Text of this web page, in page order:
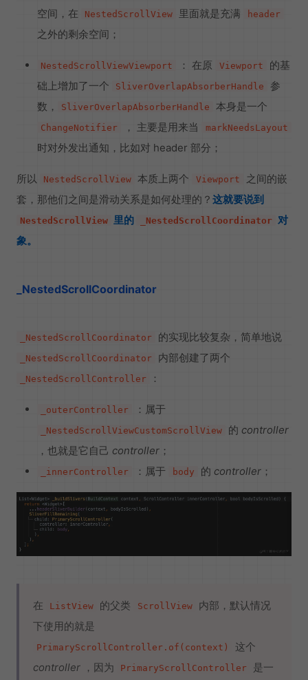
空间，在 NestedScrollView 里面就是充满 header
之外的剩余空间；
NestedScrollViewViewport ： 在原 Viewport
的基
础上增加了一个
SliverOverlapAbsorberHandle
参
数，
SliverOverlapAbsorberHandle 本身是一个
ChangeNotifier ， 主要是用来当 markNeedsLayout
时对外发出通知，比如对 header 部分；
所以 NestedScrollView 本质上两个 Viewport
之间的嵌
套，那他们之间是滑动关系是如何处理的？ 这就要说到
NestedScrollView 里的 _NestedScrollCoordinator
对
象。
_NestedScrollCoordinator
_NestedScrollCoordinator 的实现比较复杂，简单地说
_NestedScrollCoordinator 内部创建了两个
_NestedScrollController ：
_outerController ：属于
_NestedScrollViewCustomScrollView 的 controller
，也就是它自己 controller ；
_innerController ：属于 body 的 controller；
在 ListView 的父类 ScrollView
内部，默认情况
下使用的就是
PrimaryScrollController.of(context)
这个
controller ，因为 PrimaryScrollController
是一